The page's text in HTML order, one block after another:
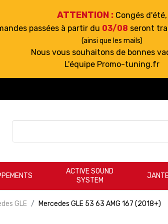
ATTENTION : Congés d'été,
passées à partir du 03/08 seront
(ainsi que les mails)
Nous vous souhaitons de bonnes
L'équipe Promo-tuning.fr
ACTIVE SOUND
SYSTEM
GLE Mercedes GLE 53 63 AMG 167 (2018+)